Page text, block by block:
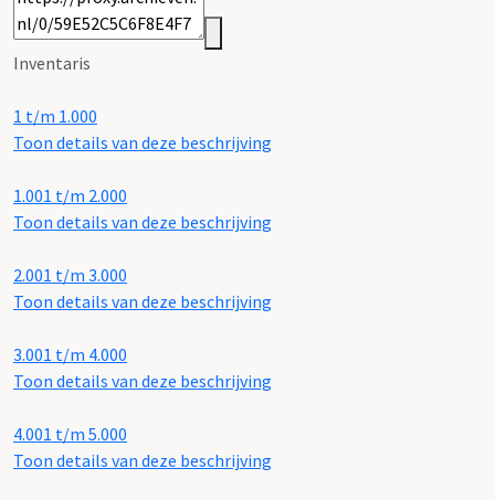
Inventaris
1 t/m 1.000
Toon details van deze beschrijving
1.001 t/m 2.000
Toon details van deze beschrijving
2.001 t/m 3.000
Toon details van deze beschrijving
3.001 t/m 4.000
Toon details van deze beschrijving
4.001 t/m 5.000
Toon details van deze beschrijving